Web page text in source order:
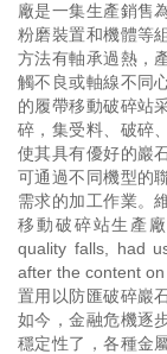
廠是一集生產銷售
粉磨裝置和機體等
方法有軸承過熱，
觸不良或軸線不同
的履帶移動破碎站
碎，集受料、破碎
使其具有優好的巖
可通過不同機型的
需求的加工作業。
移動破碎站生產
quality falls, had
after the content
置用以防匯破碎巖
如今，金融危機逐
穩定性了，各種金